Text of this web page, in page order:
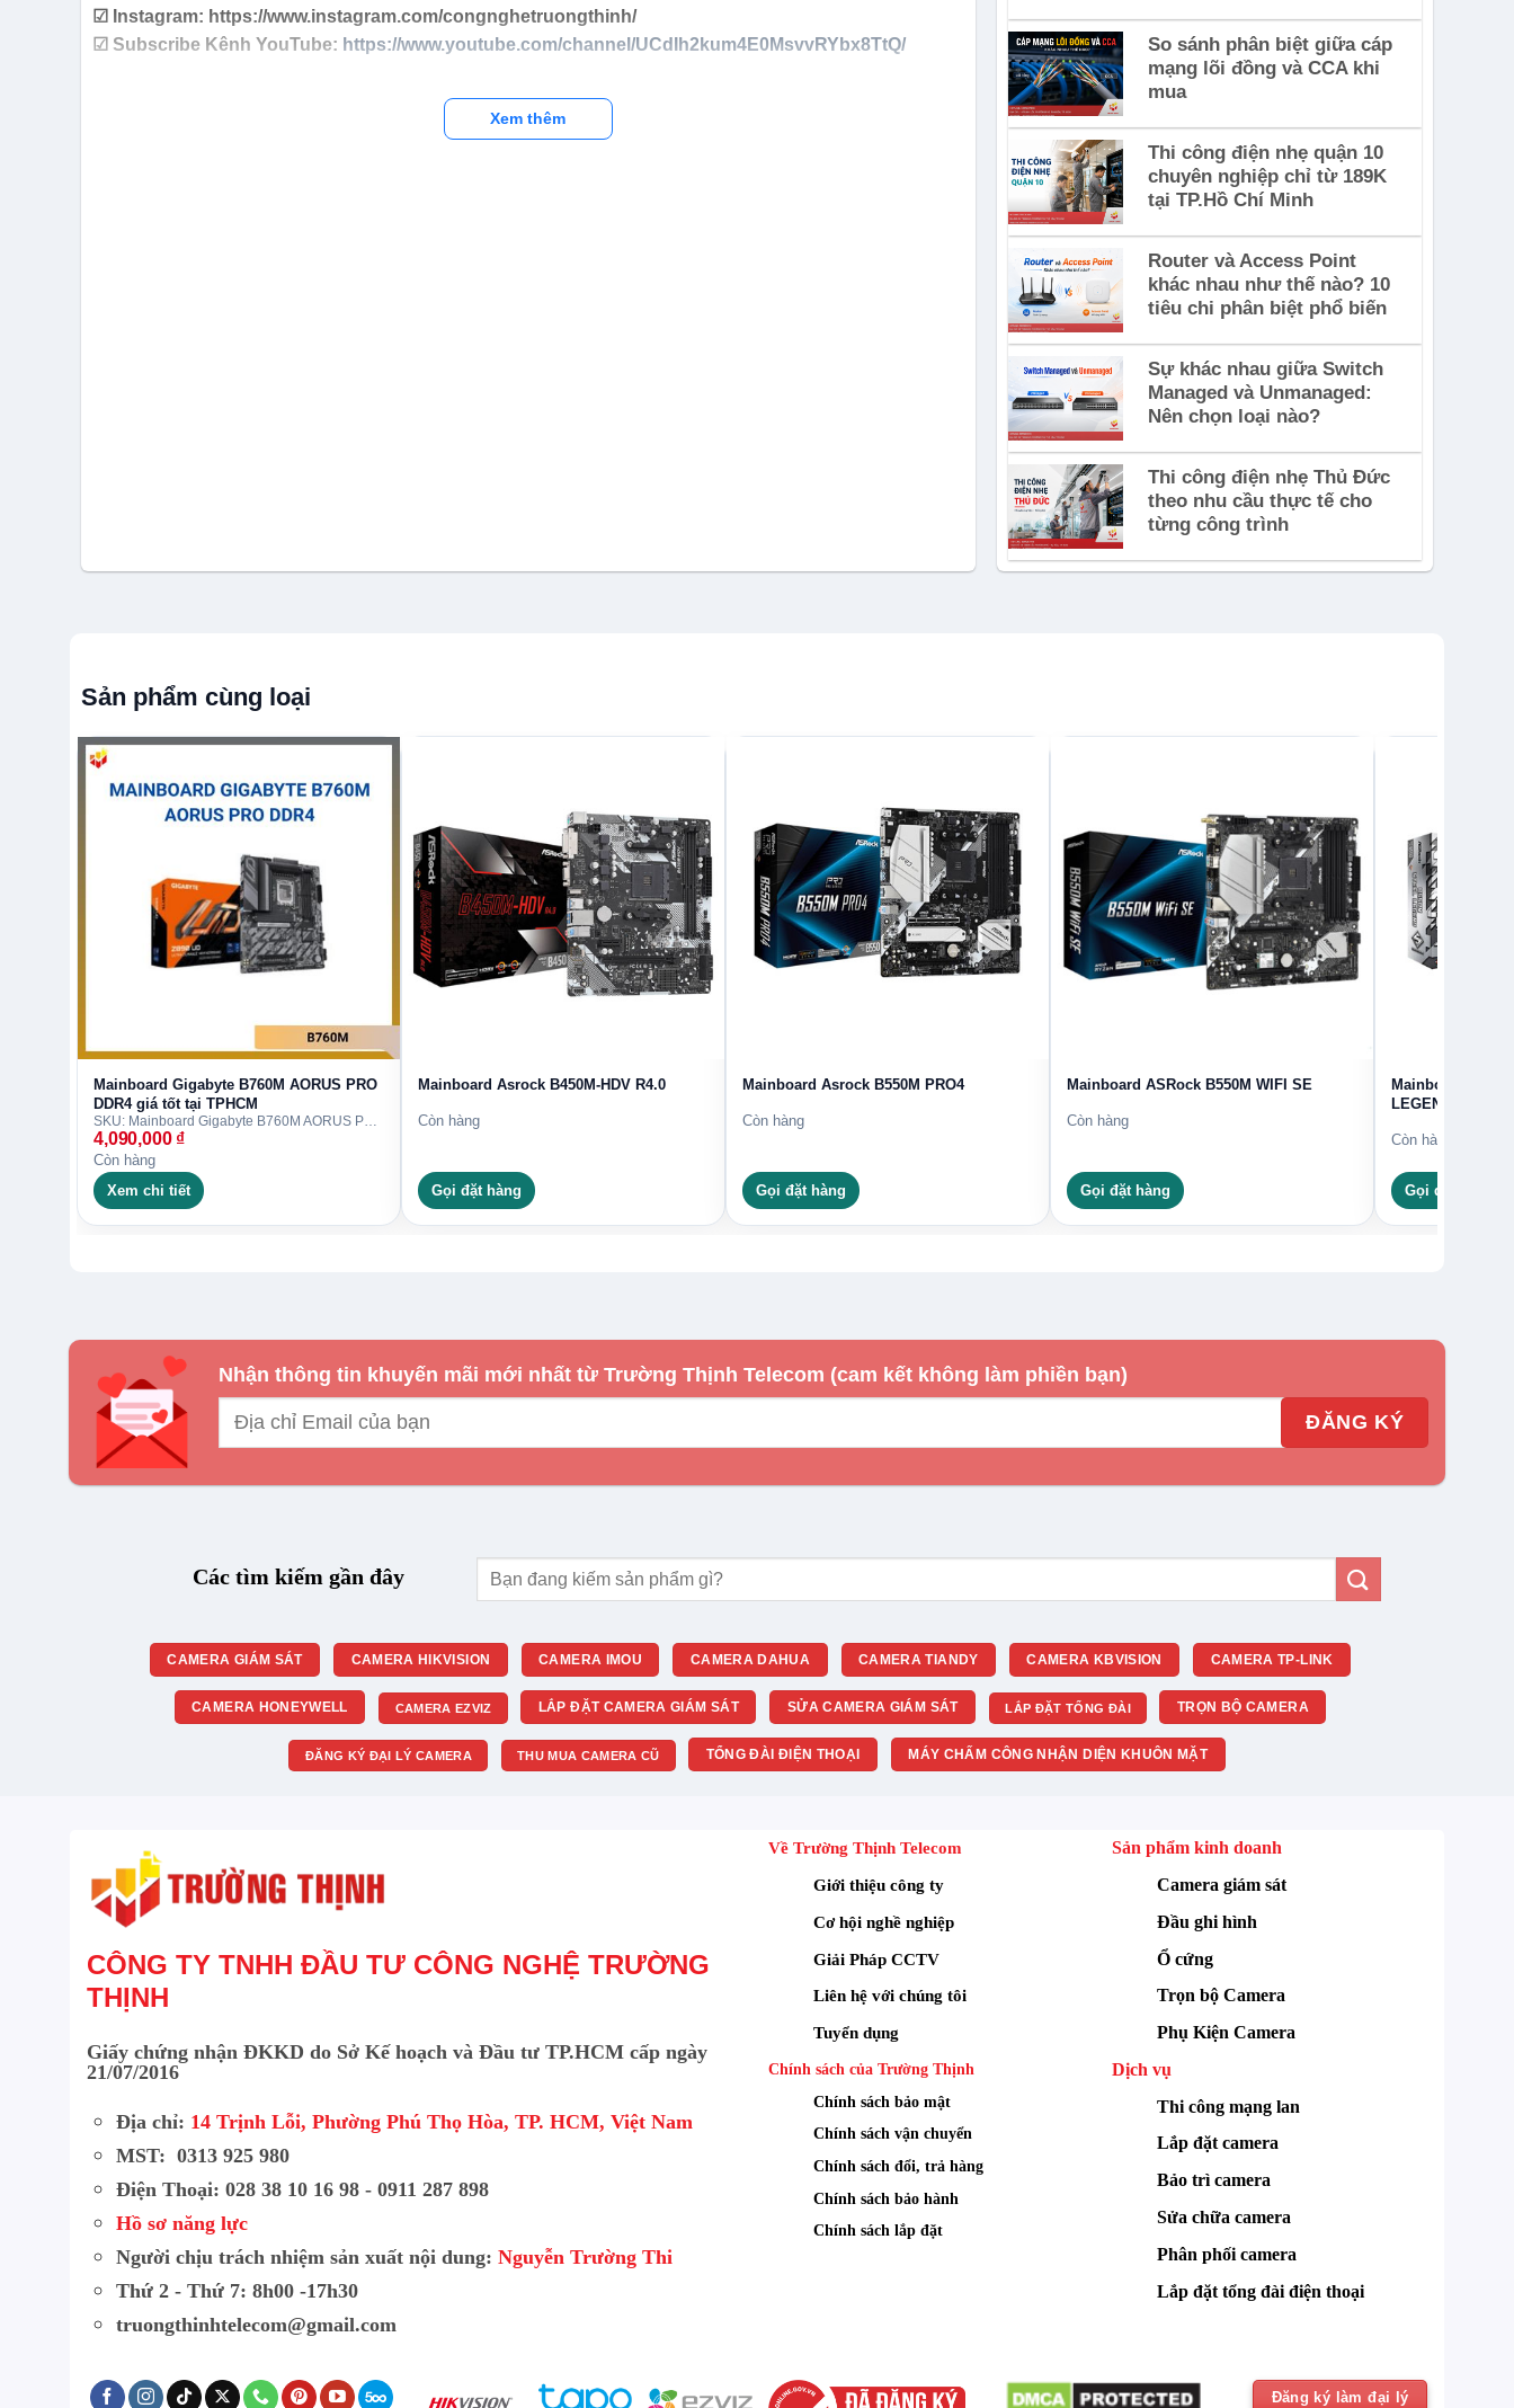
☑ Instagram: https://www.instagram.com/congnghetruongthinh/
☑ Subscribe Kênh YouTube: https://www.youtube.com/channel/UCdIh2kum4E0MsvvRYbx8TtQ/
Xem thêm
So sánh phân biệt giữa cáp
mạng lõi đồng và CCA khi
mua
Thi công điện nhẹ quận 10
chuyên nghiệp chỉ từ 189K
tại TP.Hồ Chí Minh
Router và Access Point
khác nhau như thế nào? 10
tiêu chi phân biệt phổ biến
Sự khác nhau giữa Switch
Managed và Unmanaged:
Nên chọn loại nào?
Thi công điện nhẹ Thủ Đức
theo nhu cầu thực tế cho
từng công trình
Sản phẩm cùng loại
Mainboard Gigabyte B760M AORUS PRO
DDR4 giá tốt tại TPHCM
SKU: Mainboard Gigabyte B760M AORUS PRO DDR4
4,090,000 ₫
Còn hàng
Xem chi tiết
Mainboard Asrock B450M-HDV R4.0
Còn hàng
Gọi đặt hàng
Mainboard Asrock B550M PRO4
Còn hàng
Gọi đặt hàng
Mainboard ASRock B550M WIFI SE
Còn hàng
Gọi đặt hàng
Mainboard
LEGEND
Còn hàng
Gọi đặt hàng
Nhận thông tin khuyến mãi mới nhất từ Trường Thịnh Telecom (cam kết không làm phiền bạn)
Các tìm kiếm gần đây
Tìm
CAMERA GIÁM SÁT CAMERA HIKVISION CAMERA IMOU CAMERA DAHUA CAMERA TIANDY CAMERA KBVISION CAMERA TP-LINK
CAMERA HONEYWELL CAMERA EZVIZ LẮP ĐẶT CAMERA GIÁM SÁT SỬA CAMERA GIÁM SÁT LẮP ĐẶT TỔNG ĐÀI TRỌN BỘ CAMERA
ĐĂNG KÝ ĐẠI LÝ CAMERA THU MUA CAMERA CŨ TỔNG ĐÀI ĐIỆN THOẠI MÁY CHẤM CÔNG NHẬN DIỆN KHUÔN MẶT
CÔNG TY TNHH ĐẦU TƯ CÔNG NGHỆ TRƯỜNG
THỊNH
Giấy chứng nhận ĐKKD do Sở Kế hoạch và Đầu tư TP.HCM cấp ngày
21/07/2016
Địa chỉ: 14 Trịnh Lỗi, Phường Phú Thọ Hòa, TP. HCM, Việt Nam
MST: 0313 925 980
Điện Thoại: 028 38 10 16 98 - 0911 287 898
Hồ sơ năng lực
Người chịu trách nhiệm sản xuất nội dung: Nguyễn Trường Thi
Thứ 2 - Thứ 7: 8h00 -17h30
truongthinhtelecom@gmail.com
Về Trường Thịnh Telecom
Giới thiệu công ty
Cơ hội nghề nghiệp
Giải Pháp CCTV
Liên hệ với chúng tôi
Tuyển dụng
Chính sách của Trường Thịnh
Chính sách bảo mật
Chính sách vận chuyển
Chính sách đổi, trả hàng
Chính sách bảo hành
Chính sách lắp đặt
Sản phẩm kinh doanh
Camera giám sát
Đầu ghi hình
Ổ cứng
Trọn bộ Camera
Phụ Kiện Camera
Dịch vụ
Thi công mạng lan
Lắp đặt camera
Bảo trì camera
Sửa chữa camera
Phân phối camera
Lắp đặt tổng đài điện thoại
Đăng ký làm đại lý